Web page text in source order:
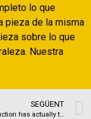
lo que
pieza de la misma
sobre lo que
Nuestra
SEGÜENT
Sexual reproduction has actually that it capacity to reconditioned